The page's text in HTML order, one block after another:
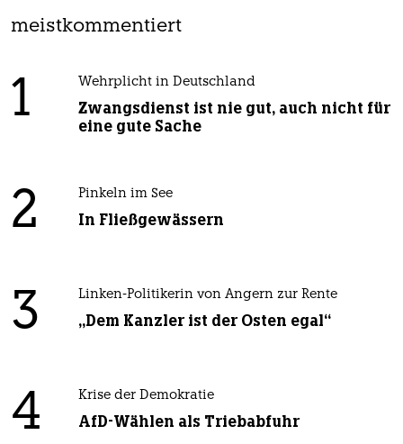
meistkommentiert
1 Wehrplicht in Deutschland
Zwangsdienst ist nie gut, auch nicht für
eine gute Sache
2 Pinkeln im See
In Fließgewässern
3 Linken-Politikerin von Angern zur Rente
„Dem Kanzler ist der Osten egal“
4 Krise der Demokratie
AfD-Wählen als Triebabfuhr